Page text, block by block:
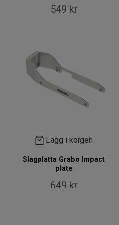
549 kr
Lägg i korgen
Slagplatta Grabo Impact
plate
649 kr